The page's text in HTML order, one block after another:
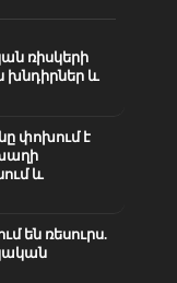
ռիսկերի
խնդիրներ և
փոխում է
և
են ռեսուրս.